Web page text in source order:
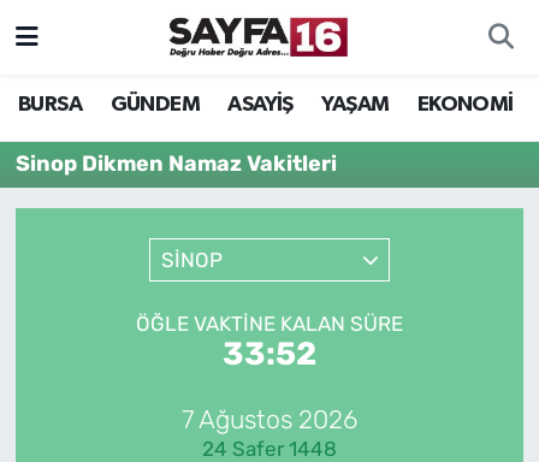
BURSA GÜNDEM ASAYİŞ YAŞAM EKONOMİ
Sinop Dikmen Namaz Vakitleri
SİNOP
ÖĞLE VAKTINE KALAN SÜRE
33:52
7 Ağustos 2026
24 Safer 1448
ÖZEL HABER
İNCELEME
MAGAZİN
DÜNYA
Hava Durumu
Trafik Durumu
TFF 2.Lig Beyaz Grup Puan Durumu ve Fikstür
Tüm Manşetler
Son Dakika Haberleri